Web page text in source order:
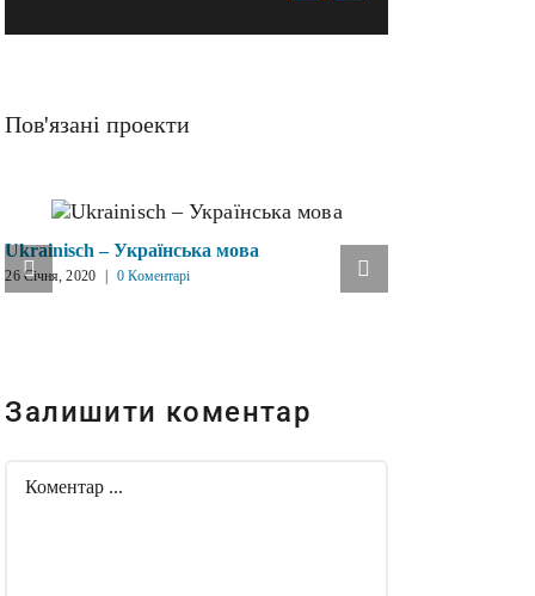
Пов'язані проекти
Ukrainisch – Українська мова
26 Січня, 2020 0 Коментарі
Залишити коментар
Comment